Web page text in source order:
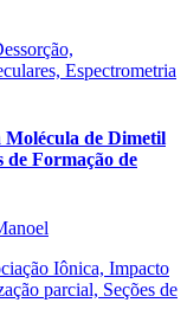
Espectrometria
Molécula de Dimetil
de Formação de
Iônica, Impacto
parcial, Seções de